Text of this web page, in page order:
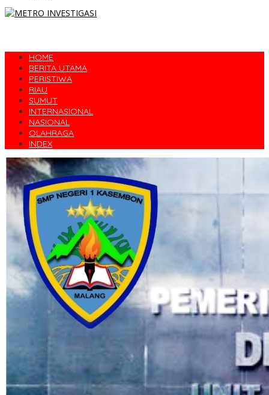
HOME
BERITA UTAMA
PERISTIWA
RIAU
SUMUT
INTERNASIONAL
NASIONAL
OLAHRAGA
INDEX